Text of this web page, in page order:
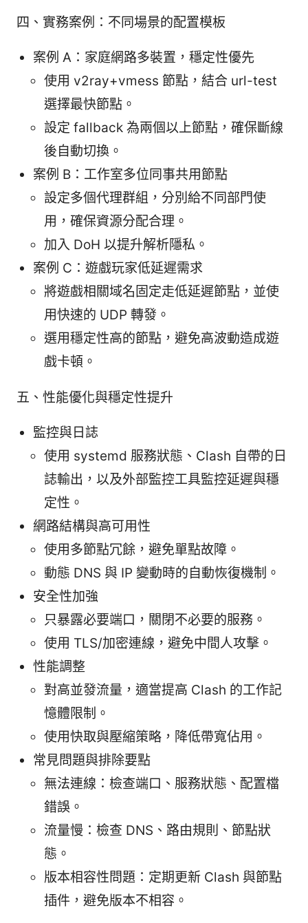
四、實務案例：不同場景的配置模板
案例 A：家庭網路多裝置，穩定性優先
使用 v2ray+vmess 節點，結合 url-test
選擇最快節點。
設定 fallback 為兩個以上節點，確保斷線
後自動切換。
案例 B：工作室多位同事共用節點
設定多個代理群組，分別給不同部門使
用，確保資源分配合理。
加入 DoH 以提升解析隱私。
案例 C：遊戲玩家低延遲需求
將遊戲相關域名固定走低延遲節點，並使
用快速的 UDP 轉發。
選用穩定性高的節點，避免高波動造成遊
戲卡頓。
五、性能優化與穩定性提升
監控與日誌
使用 systemd 服務狀態、Clash 自帶的日
誌輸出，以及外部監控工具監控延遲與穩
定性。
網路結構與高可用性
使用多節點冗餘，避免單點故障。
動態 DNS 與 IP 變動時的自動恢復機制。
安全性加強
只暴露必要端口，關閉不必要的服務。
使用 TLS/加密連線，避免中間人攻擊。
性能調整
對高並發流量，適當提高 Clash 的工作記
憶體限制。
使用快取與壓縮策略，降低帶寬佔用。
常見問題與排除要點
無法連線：檢查端口、服務狀態、配置檔
錯誤。
流量慢：檢查 DNS、路由規則、節點狀
態。
版本相容性問題：定期更新 Clash 與節點
插件，避免版本不相容。